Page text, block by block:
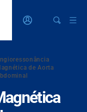
de Aorta